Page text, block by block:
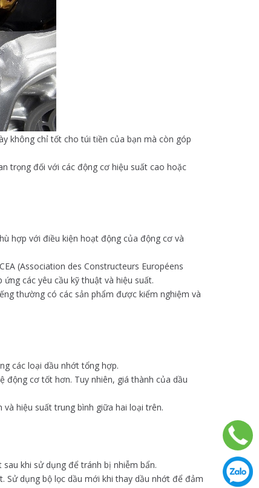
không chỉ tốt cho túi tiền của bạn mà còn góp
trọng đối với các động cơ hiệu suất cao hoặc
hợp với điều kiện hoạt động của động cơ và
(Association des Constructeurs Européens
ứng các yêu cầu kỹ thuật và hiệu suất.
thường có các sản phẩm được kiểm nghiệm và
các loại dầu nhớt tổng hợp.
động cơ tốt hơn. Tuy nhiên, giá thành của dầu
hiệu suất trung bình giữa hai loại trên.
khi sử dụng để tránh bị nhiễm bẩn.
Sử dụng bộ lọc dầu mới khi thay dầu nhớt để đảm